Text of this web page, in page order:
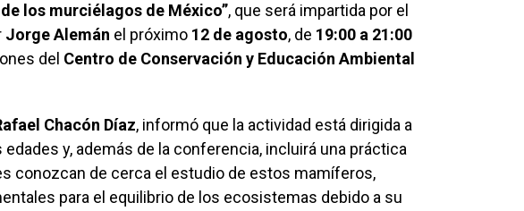
los murciélagos de México”, que será impartida por el
Jorge Alemán el próximo 12 de agosto, de 19:00 a 21:00
del Centro de Conservación y Educación Ambiental
Chacón Díaz, informó que la actividad está dirigida a
y, además de la conferencia, incluirá una práctica
conozcan de cerca el estudio de estos mamíferos,
para el equilibrio de los ecosistemas debido a su